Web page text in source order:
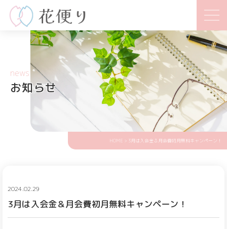
news
お知らせ
HOME > 3月は入会金＆月会費初月無料キャンペーン！
2024.02.29
3月は入会金＆月会費初月無料キャンペーン！